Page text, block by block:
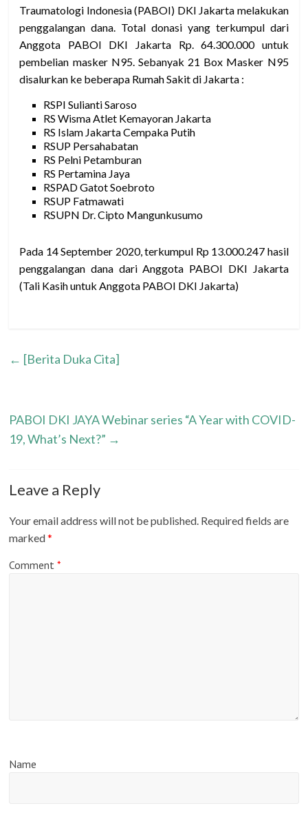
Traumatologi Indonesia (PABOI) DKI Jakarta melakukan
penggalangan dana. Total donasi yang terkumpul dari
Anggota PABOI DKI Jakarta Rp. 64.300.000 untuk
pembelian masker N95. Sebanyak 21 Box Masker N95
disalurkan ke beberapa Rumah Sakit di Jakarta :
RSPI Sulianti Saroso
RS Wisma Atlet Kemayoran Jakarta
RS Islam Jakarta Cempaka Putih
RSUP Persahabatan
RS Pelni Petamburan
RS Pertamina Jaya
RSPAD Gatot Soebroto
RSUP Fatmawati
RSUPN Dr. Cipto Mangunkusumo
Pada 14 September 2020, terkumpul Rp 13.000.247 hasil
penggalangan dana dari Anggota PABOI DKI Jakarta
(Tali Kasih untuk Anggota PABOI DKI Jakarta)
← [Berita Duka Cita]
PABOI DKI JAYA Webinar series “A Year with COVID-
19, What’s Next?” →
Leave a Reply
Your email address will not be published. Required fields are
marked*
Comment*
Name